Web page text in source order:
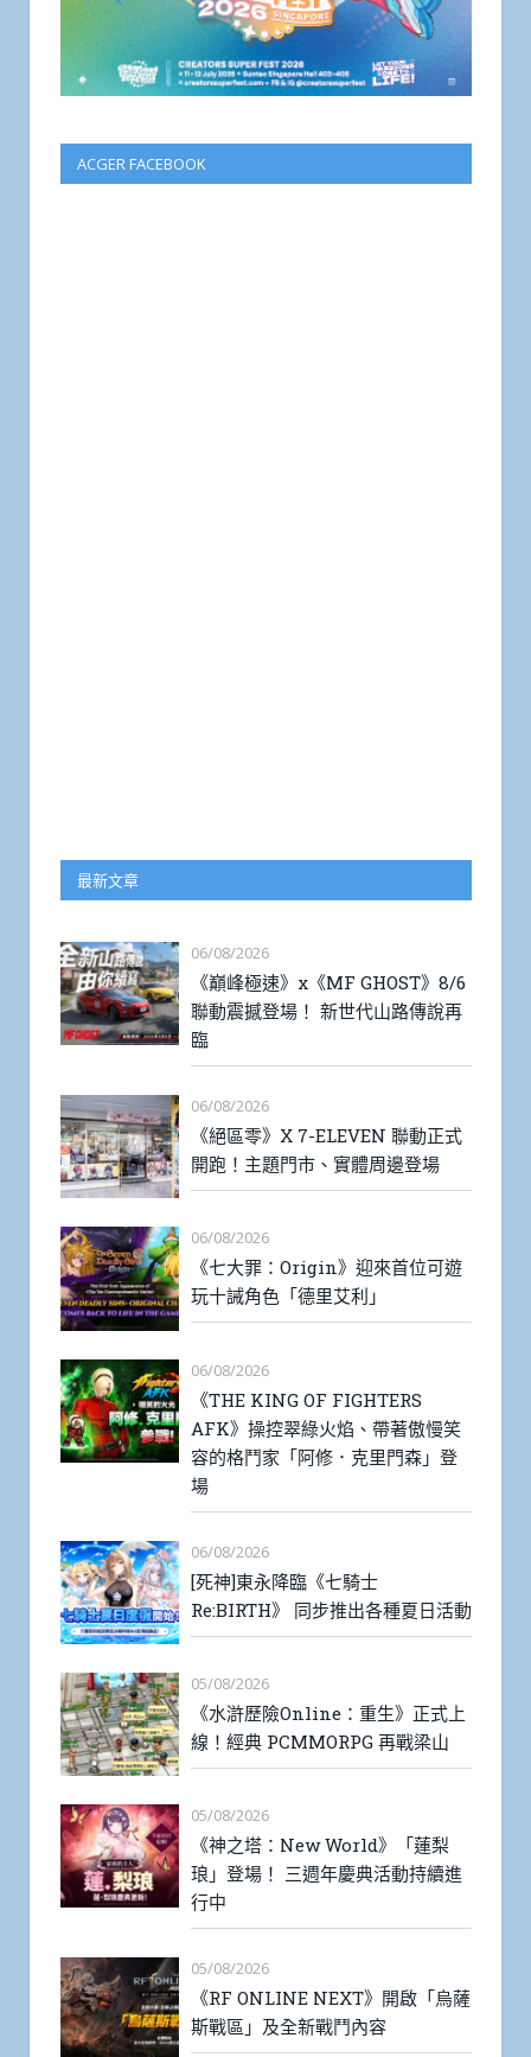
ACGER FACEBOOK
最新文章
06/08/2026
《巔峰極速》x《MF GHOST》8/6
聯動震撼登場！ 新世代山路傳說再
臨
06/08/2026
《絕區零》X 7-ELEVEN 聯動正式
開跑！主題門市、實體周邊登場
06/08/2026
《七大罪：Origin》迎來首位可遊
玩十誡角色「德里艾利」
06/08/2026
《THE KING OF FIGHTERS
AFK》操控翠綠火焰、帶著傲慢笑
容的格鬥家「阿修．克里門森」登
場
06/08/2026
[死神]東永降臨《七騎士
Re:BIRTH》 同步推出各種夏日活動
05/08/2026
《水滸歷險Online：重生》正式上
線！經典 PCMMORPG 再戰梁山
05/08/2026
《神之塔：New World》「蓮梨
琅」登場！ 三週年慶典活動持續進
行中
05/08/2026
《RF ONLINE NEXT》開啟「烏薩
斯戰區」及全新戰鬥內容